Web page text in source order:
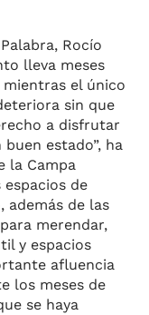
Rocío
lleva meses
mientras el único
sin que
a disfrutar
estado”, ha
la Campa
de
además de las
merendar,
y espacios
afluencia
los meses de
se haya